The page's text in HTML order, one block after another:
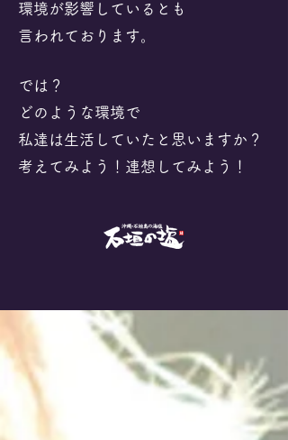
環境が影響しているとも
言われております。
では？
どのような環境で
私達は生活していたと思いますか？
考えてみよう！連想してみよう！​